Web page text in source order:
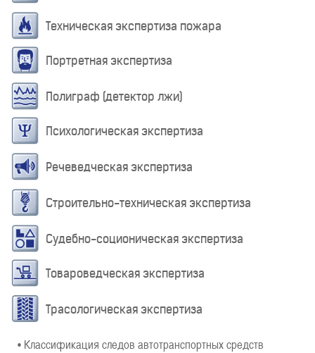
Техническая экспертиза пожара
Портретная экспертиза
Полиграф (детектор лжи)
Психологическая экспертиза
Речеведческая экспертиза
Строительно-техническая экспертиза
Судебно-соционическая экспертиза
Товароведческая экспертиза
Трасологическая экспертиза
• Классификация следов автотранспортных средств